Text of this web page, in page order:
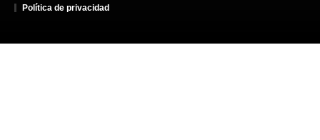
Política de privacidad